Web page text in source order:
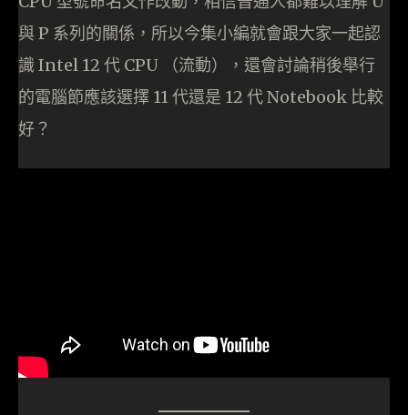
與 P 系列的關係，所以今集小編就會跟大家一起認
識 Intel 12 代 CPU （流動），還會討論稍後舉行
的電腦節應該選擇 11 代還是 12 代 Notebook 比較
好？